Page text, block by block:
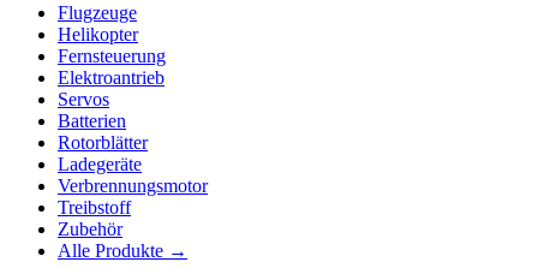
Flugzeuge
Helikopter
Fernsteuerung
Elektroantrieb
Servos
Batterien
Rotorblätter
Ladegeräte
Verbrennungsmotor
Treibstoff
Zubehör
Alle Produkte →